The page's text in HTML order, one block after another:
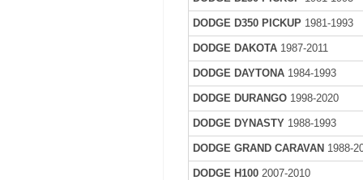
DODGE D350 PICKUP 1981-1993
DODGE DAKOTA 1987-2011
DODGE DAYTONA 1984-1993
DODGE DURANGO 1998-2020
DODGE DYNASTY 1988-1993
DODGE GRAND CARAVAN 1988-
DODGE H100 2007-2010